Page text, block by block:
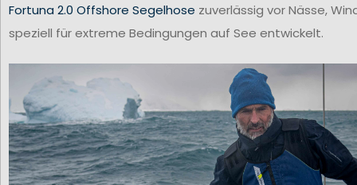
Fortuna 2.0 Offshore Segelhose zuverlässig vor Nässe,
speziell für extreme Bedingungen auf See entwickelt.